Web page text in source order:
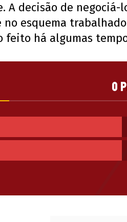
A decisão de
no esquema
feito há algumas
O